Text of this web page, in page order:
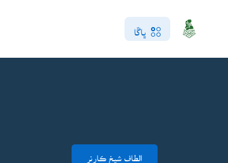
ڀاڱا
الطاف شيخ ڪارنر